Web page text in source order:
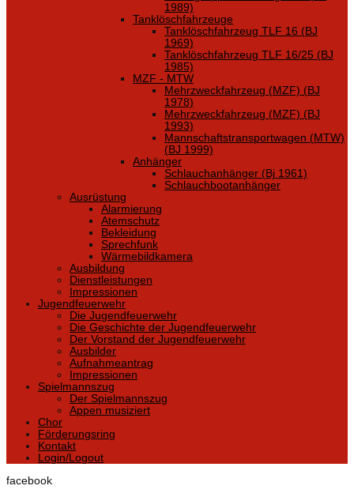
1989)
Tanklöschfahrzeuge
Tanklöschfahrzeug TLF 16 (BJ
1969)
Tanklöschfahrzeug TLF 16/25 (BJ
1985)
MZF - MTW
Mehrzweckfahrzeug (MZF) (BJ
1978)
Mehrzweckfahrzeug (MZF) (BJ
1993)
Mannschaftstransportwagen (MTW)
(BJ 1999)
Anhänger
Schlauchanhänger (Bj 1961)
Schlauchbootanhänger
Ausrüstung
Alarmierung
Atemschutz
Bekleidung
Sprechfunk
Wärmebildkamera
Ausbildung
Dienstleistungen
Impressionen
Jugendfeuerwehr
Die Jugendfeuerwehr
Die Geschichte der Jugendfeuerwehr
Der Vorstand der Jugendfeuerwehr
Ausbilder
Aufnahmeantrag
Impressionen
Spielmannszug
Der Spielmannszug
Appen musiziert
Chor
Förderungsring
Kontakt
Login/Logout
facebook